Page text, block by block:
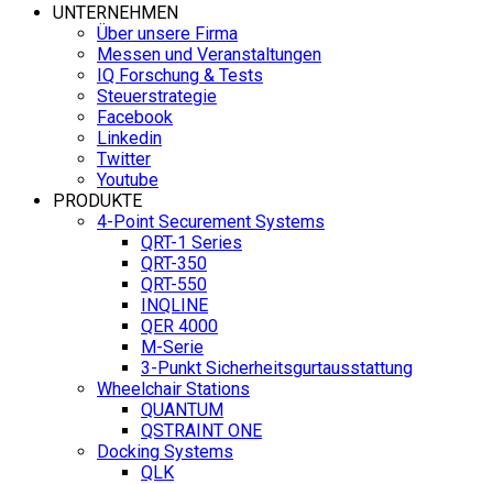
UNTERNEHMEN
Über unsere Firma
Messen und Veranstaltungen
IQ Forschung & Tests
Steuerstrategie
Facebook
Linkedin
Twitter
Youtube
PRODUKTE
4-Point Securement Systems
QRT-1 Series
QRT-350
QRT-550
INQLINE
QER 4000
M-Serie
3-Punkt Sicherheitsgurtausstattung
Wheelchair Stations
QUANTUM
QSTRAINT ONE
Docking Systems
QLK